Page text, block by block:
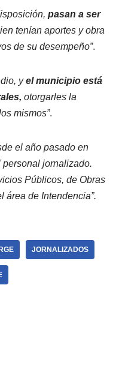
pasan a ser
tenían aportes y obra
de su desempeño”.
yel municipio está
otorgarles la
mismos”.
el año pasado en
jornalizado.
Públicos, de Obras
área de Intendencia”.
JORNALIZADOS